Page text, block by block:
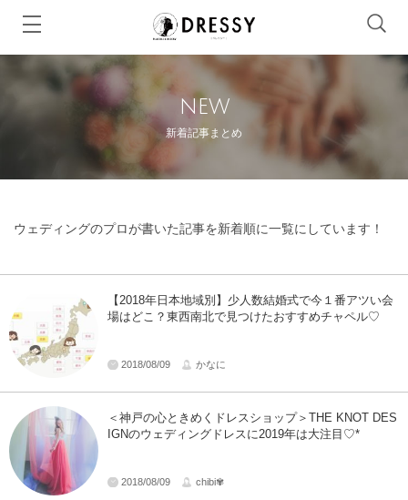
new
新着記事まとめ
ウェディングのプロが書いた記事を新着順に一覧にしています！
【2018年日本地域別】少人数結婚式で今１番アツい会
場はどこ？東西南北で見つけたおすすめチャペル♡
2018/08/09 かなに
＜神戸の心ときめくドレスショップ＞THE KNOT DES
IGNのウェディングドレスに2019年は大注目♡*
2018/08/09 chibi✾